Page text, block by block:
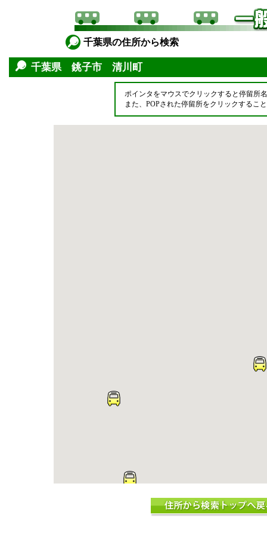
千葉県の住所から検索
千葉県 銚子市 清川町
ポインタをマウスでクリックすると停留所
また、POPされた停留所をクリックするこ